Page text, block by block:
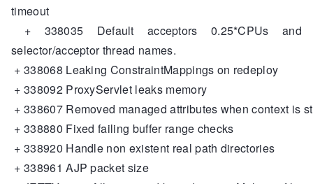
timeout
+ 338035 Default acceptors 0.25*CPUs and
selector/acceptor thread names.
+ 338068 Leaking ConstraintMappings on redeploy
+ 338092 ProxyServlet leaks memory
+ 338607 Removed managed attributes when context is
+ 338880 Fixed failing buffer range checks
+ 338920 Handle non existent real path directories
+ 338961 AJP packet size